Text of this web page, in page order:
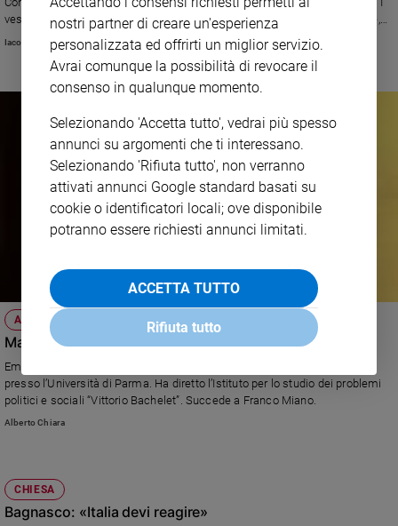
e
Vai
Riflessioni
Video
Podcast
Privacy
Policy
siamo
vescovi, ha comunque precisato, guardano «con attenzione all’istituzione,
con la Legge di bilancio, di un Fondo relativo all’assegno universale e ai
sevizi alla famiglia: vi riconosciamo una visione circa il valore sociale
assicurato alla famiglia, un passo rispetto alla libertà di scelta dei genitori
sull’educazione dei figli, un percorso che incentiva i giovani nell’avvio di
genitorialità con quella lavorativa»
Iacopo Scaramuzzi
AZIONE CATTOLICA
Matteo Truffelli nuovo presidente nazionale
Emiliano, 44 anni, sposato, è docente di Storia delle dottrine politiche
presso l’Università di Parma. Ha diretto l’Istituto per lo studio dei problemi
politici e sociali “Vittorio Bachelet”. Succede a Franco Miano.
Alberto Chiara
CHIESA
Bagnasco: «Italia devi reagire»
nostri partner di creare un'esperienza
personalizzata ed offrirti un miglior servizio.
Avrai comunque la possibilità di revocare il
consenso in qualunque momento.
Selezionando 'Accetta tutto', vedrai più spesso
annunci su argomenti che ti interessano.
Selezionando 'Rifiuta tutto', non verranno
attivati annunci Google standard basati su
cookie o identificatori locali; ove disponibile
potranno essere richiesti annunci limitati.
ACCETTA TUTTO
Rifiuta tutto